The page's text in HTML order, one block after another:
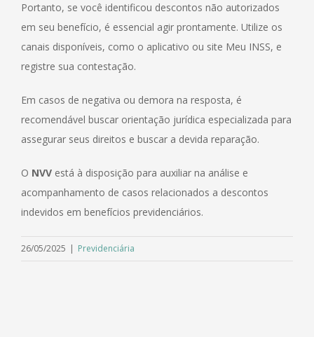
Portanto, se você identificou descontos não autorizados
em seu benefício, é essencial agir prontamente. Utilize os
canais disponíveis, como o aplicativo ou site Meu INSS, e
registre sua contestação.
Em casos de negativa ou demora na resposta, é
recomendável buscar orientação jurídica especializada para
assegurar seus direitos e buscar a devida reparação.
O NVV está à disposição para auxiliar na análise e
acompanhamento de casos relacionados a descontos
indevidos em benefícios previdenciários.
26/05/2025 | Previdenciária